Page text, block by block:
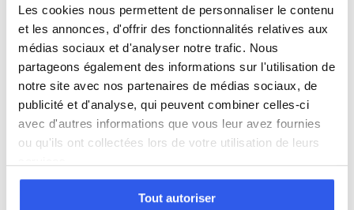
Les cookies nous permettent de personnaliser le contenu
et les annonces, d'offrir des fonctionnalités relatives aux
médias sociaux et d'analyser notre trafic. Nous
partageons également des informations sur l'utilisation de
notre site avec nos partenaires de médias sociaux, de
publicité et d'analyse, qui peuvent combiner celles-ci
avec d'autres informations que vous leur avez fournies
ou qu'ils ont collectées lors de votre utilisation de leurs
Tout autoriser
Seconde Première Terminale
Autres lycées à proximité
Établissement régional d'enseignement adapté
Jean Bart
Redon
Lycée polyvalent La Providence
Montauban-de-Bretagne